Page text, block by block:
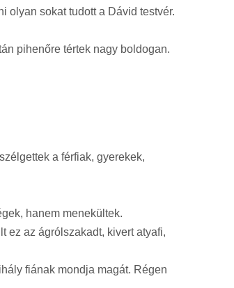
olyan sokat tudott a Dávid testvér.
pihenőre tértek nagy boldogan.
a férfiak, gyerekek,
hanem menekültek.
ez az ágrólszakadt, kivert atyafi,
fiának mondja magát. Régen